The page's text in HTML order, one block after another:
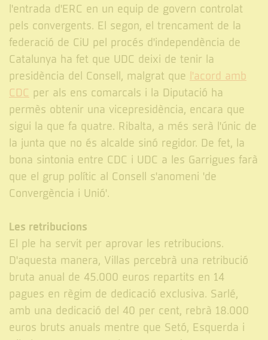
l'entrada d'ERC en un equip de govern controlat
pels convergents. El segon, el trencament de la
federació de CiU pel procés d'independència de
Catalunya ha fet que UDC deixi de tenir la
presidència del Consell, malgrat que l'acord amb
CDC per als ens comarcals i la Diputació ha
permès obtenir una vicepresidència, encara que
sigui la que fa quatre. Ribalta, a més serà l'únic de
la junta que no és alcalde sinó regidor. De fet, la
bona sintonia entre CDC i UDC a les Garrigues farà
que el grup polític al Consell s'anomeni 'de
Convergència i Unió'.
Les retribucions
El ple ha servit per aprovar les retribucions.
D'aquesta manera, Villas percebrà una retribució
bruta anual de 45.000 euros repartits en 14
pagues en règim de dedicació exclusiva. Sarlé,
amb una dedicació del 40 per cent, rebrà 18.000
euros bruts anuals mentre que Setó, Esquerda i